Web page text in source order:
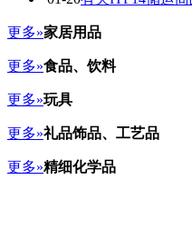
更多»家居用品
更多»食品、饮料
更多»玩具
更多»礼品饰品、工艺品
更多»精细化学品